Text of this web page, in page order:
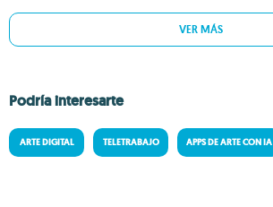
VER MÁS
Podría interesarte
ARTE DIGITAL TELETRABAJO APPS DE ARTE CON IA